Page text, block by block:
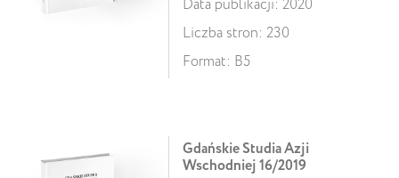
Data publikacji: 2020
Liczba stron: 230
Format: B5
Gdańskie Studia Azji
Wschodniej 16/2019